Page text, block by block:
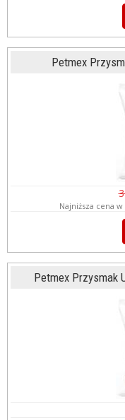
Petmex
Najniższa cena
Petmex Przysmak